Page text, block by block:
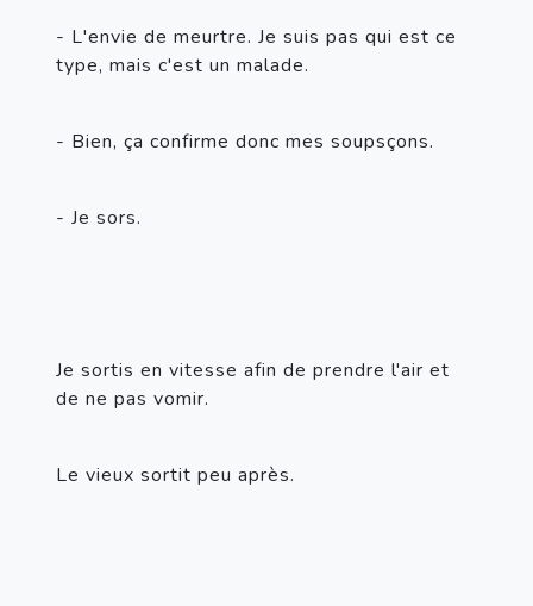
- L'envie de meurtre. Je suis pas qui est ce
type, mais c'est un malade.
- Bien, ça confirme donc mes soupsçons.
- Je sors.
Je sortis en vitesse afin de prendre l'air et
de ne pas vomir.
Le vieux sortit peu après.